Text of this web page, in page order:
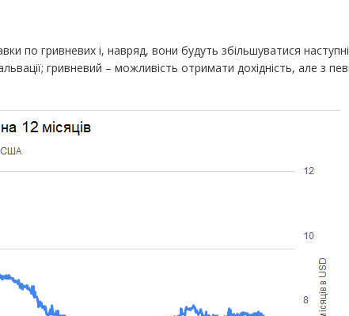
по гривневих і, навряд, вони будуть збільшуватися наступні
гривневий – можливість отримати дохідність, але з